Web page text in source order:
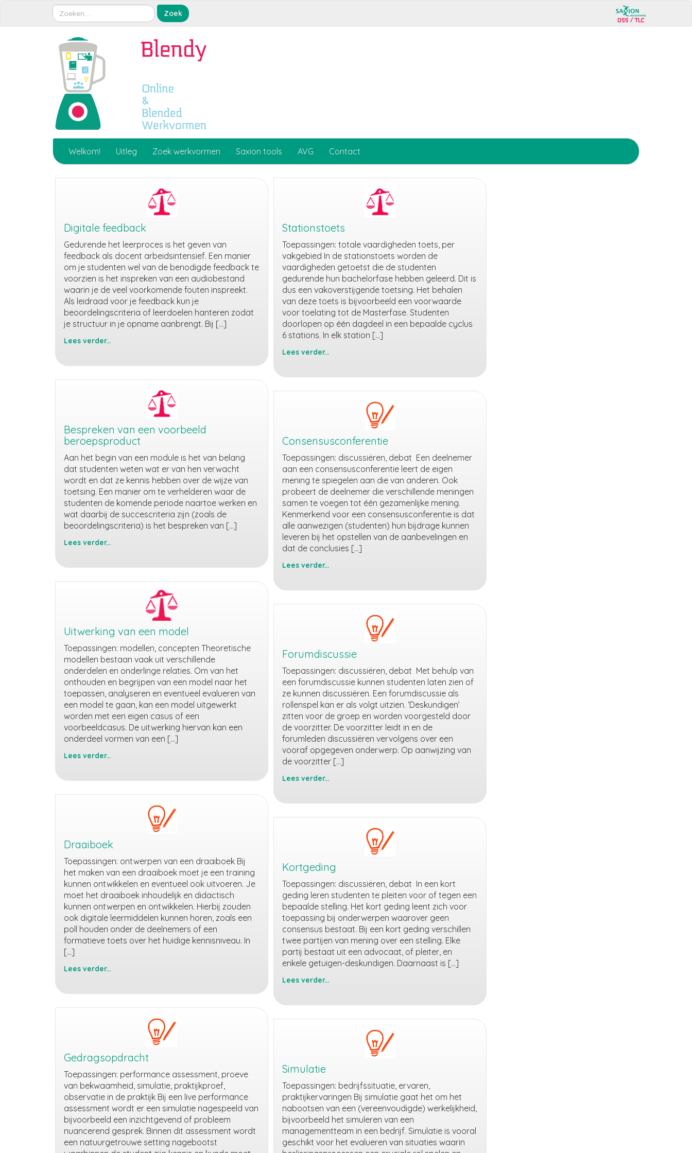
Welkom! Uitleg Zoek werkvormen Saxion tools AVG Contact
Digitale feedback
Gedurende het leerproces is het geven van
feedback als docent arbeidsintensief. Een manier
om je studenten wel van de benodigde feedback te
voorzien is het inspreken van een audiobestand
waarin je de veel voorkomende fouten inspreekt.
Als leidraad voor je feedback kun je
beoordelingscriteria of leerdoelen hanteren zodat
je structuur in je opname aanbrengt. Bij […]
Lees verder...
Bespreken van een voorbeeld
beroepsproduct
Aan het begin van een module is het van belang
dat studenten weten wat er van hen verwacht
wordt en dat ze kennis hebben over de wijze van
toetsing. Een manier om te verhelderen waar de
studenten de komende periode naartoe werken en
wat daarbij de succescriteria zijn (zoals de
beoordelingscriteria) is het bespreken van […]
Lees verder...
Uitwerking van een model
Toepassingen: modellen, concepten Theoretische
modellen bestaan vaak uit verschillende
onderdelen en onderlinge relaties. Om van het
onthouden en begrijpen van een model naar het
toepassen, analyseren en eventueel evalueren van
een model te gaan, kan een model uitgewerkt
worden met een eigen casus of een
voorbeeldcasus. De uitwerking hiervan kan een
onderdeel vormen van een […]
Lees verder...
Draaiboek
Toepassingen: ontwerpen van een draaiboek Bij
het maken van een draaiboek moet je een training
kunnen ontwikkelen en eventueel ook uitvoeren. Je
moet het draaiboek inhoudelijk en didactisch
kunnen ontwerpen en ontwikkelen. Hierbij zouden
ook digitale leermiddelen kunnen horen, zoals een
poll houden onder de deelnemers of een
formatieve toets over het huidige kennisniveau. In
[…]
Lees verder...
Gedragsopdracht
Toepassingen: performance assessment, proeve
van bekwaamheid, simulatie, praktijkproef,
observatie in de praktijk Bij een live performance
assessment wordt er een simulatie nagespeeld van
bijvoorbeeld een inzichtgevend of probleem
nuancerend gesprek. Binnen dit assessment wordt
een natuurgetrouwe setting nagebootst
Stationstoets
Toepassingen: totale vaardigheden toets, per
vakgebied In de stationstoets worden de
vaardigheden getoetst die de studenten
gedurende hun bachelorfase hebben geleerd. Dit is
dus een vakoverstijgende toetsing. Het behalen
van deze toets is bijvoorbeeld een voorwaarde
voor toelating tot de Masterfase. Studenten
doorlopen op één dagdeel in een bepaalde cyclus
6 stations. In elk station […]
Lees verder...
Consensusconferentie
Toepassingen: discussiëren, debat Een deelnemer
aan een consensusconferentie leert de eigen
mening te spiegelen aan die van anderen. Ook
probeert de deelnemer die verschillende meningen
samen te voegen tot één gezamenlijke mening.
Kenmerkend voor een consensusconferentie is dat
alle aanwezigen (studenten) hun bijdrage kunnen
leveren bij het opstellen van de aanbevelingen en
dat de conclusies […]
Lees verder...
Forumdiscussie
Toepassingen: discussiëren, debat Met behulp van
een forumdiscussie kunnen studenten laten zien of
ze kunnen discussiëren. Een forumdiscussie als
rollenspel kan er als volgt uitzien. ‘Deskundigen’
zitten voor de groep en worden voorgesteld door
de voorzitter. De voorzitter leidt in en de
forumleden discussiëren vervolgens over een
vooraf opgegeven onderwerp. Op aanwijzing van
de voorzitter […]
Lees verder...
Kortgeding
Toepassingen: discussiëren, debat In een kort
geding leren studenten te pleiten voor of tegen een
bepaalde stelling. Het kort geding leent zich voor
toepassing bij onderwerpen waarover geen
consensus bestaat. Bij een kort geding verschillen
twee partijen van mening over een stelling. Elke
partij bestaat uit een advocaat, of pleiter, en
enkele getuigen-deskundigen. Daarnaast is […]
Lees verder...
Simulatie
Toepassingen: bedrijfssituatie, ervaren,
praktijkervaringen Bij simulatie gaat het om het
nabootsen van een (vereenvoudigde) werkelijkheid,
bijvoorbeeld het simuleren van een
managementteam in een bedrijf. Simulatie is vooral
geschikt voor het evalueren van situaties waarin